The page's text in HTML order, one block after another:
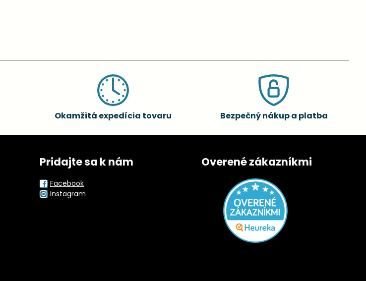
Okamžitá expedícia tovaru Bezpečný nákup a platba
Pridajte sa k nám
Facebook
Instagram
Overené zákazníkmi